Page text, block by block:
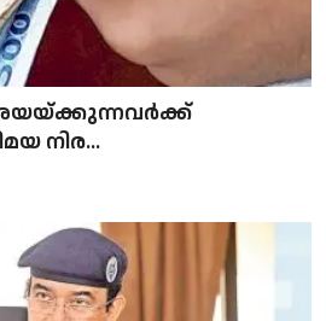
അയയ്ക്കുന്നവർക്ക്
നിര...